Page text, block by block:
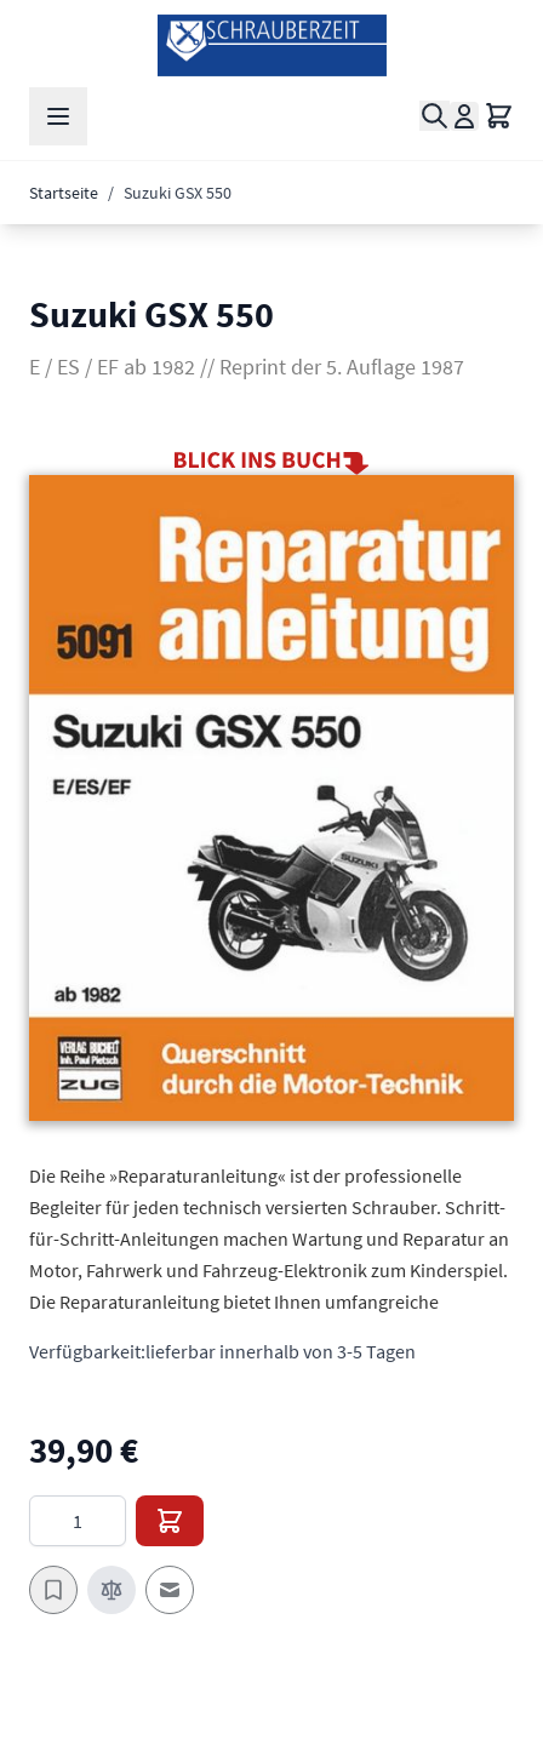
Zum Inhalt springen
Suche
Startseite / Suzuki GSX 550
Suzuki GSX 550
E / ES / EF ab 1982 // Reprint der 5. Auflage 1987
Die Reihe »Reparaturanleitung« ist der professionelle
Begleiter für jeden technisch versierten Schrauber. Schritt-
für-Schritt-Anleitungen machen Wartung und Reparatur an
Motor, Fahrwerk und Fahrzeug-Elektronik zum Kinderspiel.
Die Reparaturanleitung bietet Ihnen umfangreiche
Verfügbarkeit:lieferbar innerhalb von 3-5 Tagen
39,90 €
Menge
E-Mail an einen Freund